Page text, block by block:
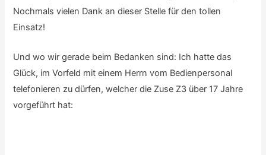
Nochmals vielen Dank an dieser Stelle für den tollen
Einsatz!
Und wo wir gerade beim Bedanken sind: Ich hatte das
Glück, im Vorfeld mit einem Herrn vom Bedienpersonal
telefonieren zu dürfen, welcher die Zuse Z3 über 17 Jahre
vorgeführt hat: